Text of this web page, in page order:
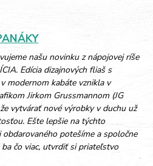
našu novinku z nápojovej ríše
Edícia dizajnových fliaš s
modernom kabáte vznikla v
Jirkom Grussmannom (JG
vytvárať nové výrobky v duchu už
Ešte lepšie na týchto
obdarovaného potešíme a spoločne
čo viac, utvrdiť si priateľstvo